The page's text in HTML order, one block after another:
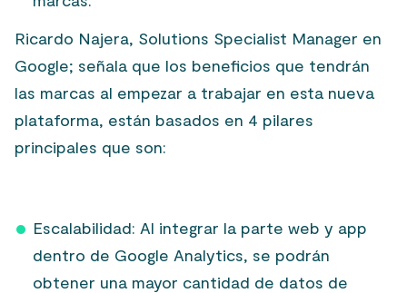
Ricardo Najera, Solutions Specialist Manager en
Google; señala que los beneficios que tendrán
las marcas al empezar a trabajar en esta nueva
plataforma, están basados en 4 pilares
principales que son:
Escalabilidad: Al integrar la parte web y app
dentro de Google Analytics, se podrán
obtener una mayor cantidad de datos de